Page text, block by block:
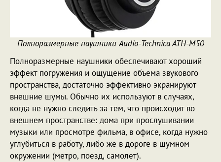
Полноразмерные наушники Audio-Technica ATH-M50
Полноразмерные наушники обеспечивают хороший
эффект погружения и ощущение объема звукового
пространства, достаточно эффективно экранируют
внешние шумы. Обычно их используют в случаях,
когда не нужно следить за тем, что происходит во
внешнем пространстве: дома при прослушивании
музыки или просмотре фильма, в офисе, когда нужно
углубиться в работу, либо же в дороге в шумном
окружении (метро, поезд, самолет).